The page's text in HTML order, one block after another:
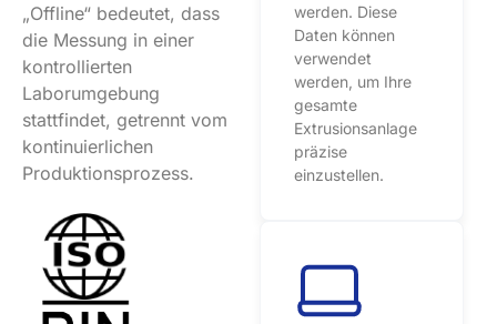
„Offline“ bedeutet, dass
die Messung in einer
kontrollierten
Laborumgebung
stattfindet, getrennt vom
kontinuierlichen
Produktionsprozess.
werden. Diese
Daten können
verwendet
werden, um Ihre
gesamte
Extrusionsanlage
präzise
einzustellen.